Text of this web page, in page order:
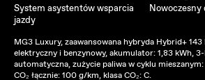
System asystentów wsparcia
jazdy
Nowoczesny
MG3 Luxury, zaawansowana hybryda Hybrid+ 143
elektryczny i benzynowy, akumulator: 1,83 kWh,
automatyczna, zużycie paliwa w cyklu
CO₂ łącznie: 100 g/km, klasa CO₂: C.